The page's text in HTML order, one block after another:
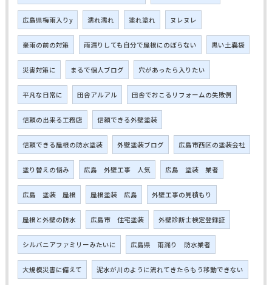
広島県梅雨入りy 濡れ濡れ 塗れ塗れ ヌレヌレ
豪雨の前の対策 雨漏りしても自分で屋根にのぼらない 黒い土嚢袋
災害対策に まるで個人ブログ 穴があったら入りたい
平凡な日常に 田舎アルアル 田舎でおこるリフォームの失敗例
信頼の出来る工務店 信頼できる外壁塗装
信頼できる屋根の防水塗装 外壁塗装ブログ 広島市西区の塗装会社
塗り替えの悩み 広島 外壁工事 人気 広島 塗装 業者
広島 塗装 屋根 屋根塗装 広島 外壁工事の見積もり
屋根と外壁の防水 広島市 住宅塗装 外壁診断士検定登録証
シルバニアファミリーみたいに 広島県 雨漏り 防水業者
大規模災害に備えて 泥水が川のように流れてきたらもう移動できない